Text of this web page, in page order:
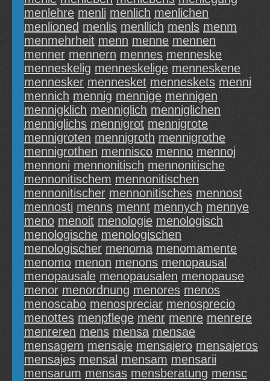
menlehre menli menlich menlichen
menlioned menlis menllich menls menm
menmehrheit menn menne mennen
menner mennern mennes menneske
menneskelig menneskelige menneskene
mennesker mennesket menneskets menni
mennich mennig mennige mennigen
mennigklich menniglich menniglichen
menniglichs mennigrot mennigrote
mennigroten mennigroth mennigrothe
mennigrothen mennisco menno mennoj
mennoni mennonitisch mennonitische
mennonitischem mennonitischen
mennonitischer mennonitisches mennost
mennosti menns mennt mennych mennye
meno menoit menologie menologisch
menologische menologischen
menologischer menoma menomamente
menomo menon menons menopausal
menopausale menopausalen menopause
menor menordnung menores menos
menoscabo menospreciar menosprecio
menottes menpflege menr menre menrere
menreren mens mensa mensae
mensagem mensaje mensajero mensajeros
mensajes mensal mensam mensarii
mensarum mensas mensberatung mensc